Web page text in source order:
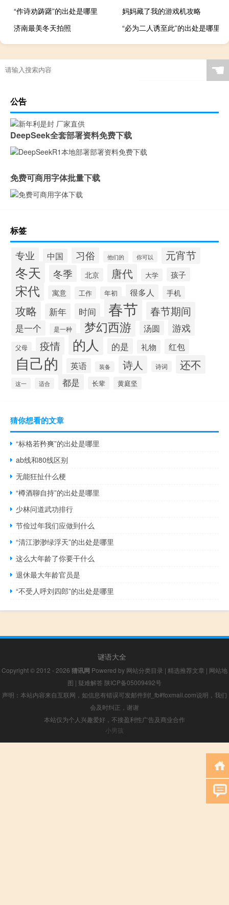
“作诗劝踌躇”的出处是哪里
妈妈藏了我的游戏机攻略
济南最美冬天拍照
“必为二人诱至此”的出处是哪里
☚
公告
DeepSeek全套部署资料免费下载
免费可商用字体批量下载
标签
专业 中国 习俗 他们的 你可以 元宵节
冬天 冬季 北京 唐代 大学 孩子
宋代 寓意 工作 年初 很多人 手机
攻略 新年 时间 春节 春节期间
是一个 是一种 梦幻西游 汤圆 游戏
父母 疫情 的人 的是 礼物 红包
自己的 英语 装备 诗人 诗词 还不
这一 适合 都是 长辈 黄庭坚
猜你想看的文章
“标格若矜爽”的出处是哪里
ab线和80线区别
无能狂扯什么梗
“樽酒聊自持”的出处是哪里
少林问道武功排行
节俭过年我们应做到什么
“清江渺渺绿浮天”的出处是哪里
这么大年龄了你要干什么
退休最大年龄官员是
“不受人呼刘四郎”的出处是哪里
谜语大全
Copyright © 2012 - 2026 猜讯网 Powered by 网站分类目录 | 精选推荐文章 | 网站地
图 | 疑难解答 陕ICP备05009492号
声明：本站内容来自互联网，如信息有错误可发邮件到f_fb#foxmail.com说明，我们
会及时纠正，谢谢
本站仅为个人兴趣爱好，不接盈利性广告及商业合作
小男孩